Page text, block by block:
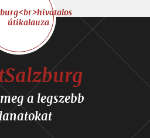
útikalauza
a legszebb